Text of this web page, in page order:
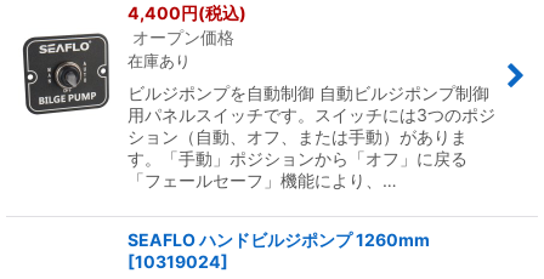
4,400円(税込)
オープン価格
在庫あり
ビルジポンプを自動制御 自動ビルジポンプ制御
用パネルスイッチです。スイッチには3つのポジ
ション（自動、オフ、または手動）がありま
す。「手動」ポジションから「オフ」に戻る
「フェールセーフ」機能により、…
SEAFLO ハンドビルジポンプ 1260mm
[10319024]